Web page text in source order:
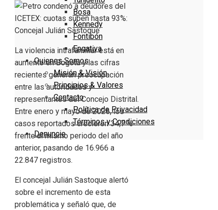
Bosa
Kennedy
Fontibón
Engativa
Quienes Somos
Misión & Visión
Principios & Valores
Contacto
Política de Privacidad
Términos y Condiciones
Denuncie
La violencia intrafamiliar está en
aumento en Bogotá y las cifras
recientes generan preocupación
entre las autoridades y
representantes del Concejo Distrital.
Entre enero y mayo de 2026, los
casos reportados crecieron 34,7 %
frente al mismo periodo del año
anterior, pasando de 16.966 a
22.847 registros.
El concejal Julián Sastoque alertó
sobre el incremento de esta
problemática y señaló que, de